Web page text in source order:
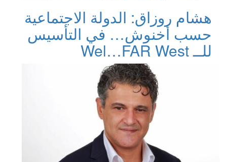
هشام روزاق: الدولة الاجتماعية
حسب أخنوش… في التأسيس
للــ Wel…FAR West